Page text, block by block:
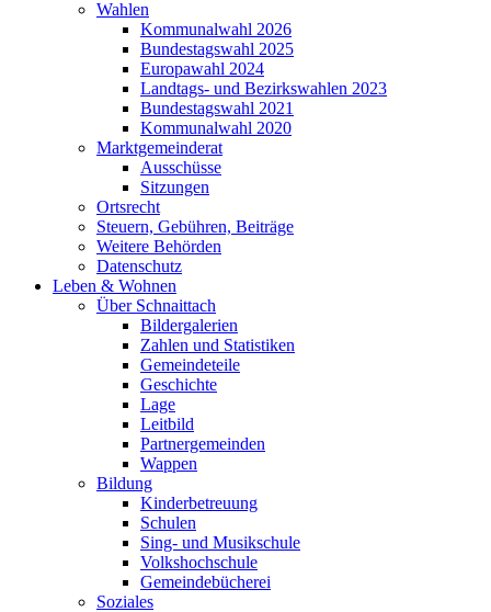
Wahlen
Kommunalwahl 2026
Bundestagswahl 2025
Europawahl 2024
Landtags- und Bezirkswahlen 2023
Bundestagswahl 2021
Kommunalwahl 2020
Marktgemeinderat
Ausschüsse
Sitzungen
Ortsrecht
Steuern, Gebühren, Beiträge
Weitere Behörden
Datenschutz
Leben & Wohnen
Über Schnaittach
Bildergalerien
Zahlen und Statistiken
Gemeindeteile
Geschichte
Lage
Leitbild
Partnergemeinden
Wappen
Bildung
Kinderbetreuung
Schulen
Sing- und Musikschule
Volkshochschule
Gemeindebücherei
Soziales